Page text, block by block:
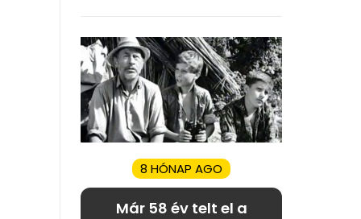
8 HÓNAP AGO
Már 58 év telt el a